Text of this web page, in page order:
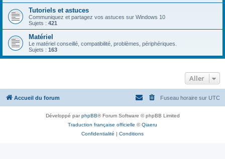
Tutoriels et astuces
Communiquez et partagez vos astuces sur Windows 10
Sujets : 421
Matériel
Le matériel conseillé, compatibilité, problèmes, périphériques.
Sujets : 163
Aller
Accueil du forum Fuseau horaire sur UTC
Développé parphpBB® Forum Software © phpBB Limited
Traduction française officielle ©Qiaeru
Confidentialité | Conditions